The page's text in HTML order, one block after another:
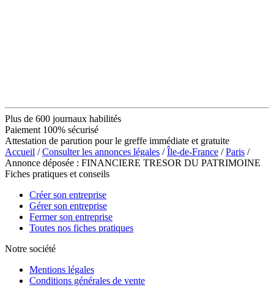
Plus de 600 journaux habilités
Paiement 100% sécurisé
Attestation de parution pour le greffe immédiate et gratuite
Accueil /Consulter les annonces légales /Île-de-France /Paris /
Annonce déposée : FINANCIERE TRESOR DU PATRIMOINE
Fiches pratiques et conseils
Créer son entreprise
Gérer son entreprise
Fermer son entreprise
Toutes nos fiches pratiques
Notre société
Mentions légales
Conditions générales de vente